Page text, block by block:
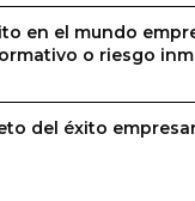
en el mundo
o riesgo
del éxito